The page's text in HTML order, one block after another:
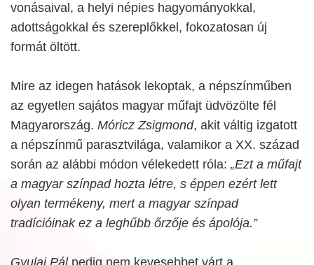
vonásaival, a helyi népies hagyományokkal,
adottságokkal és szereplőkkel, fokozatosan új
formát öltött.
Mire az idegen hatások lekoptak, a népszínműben
az egyetlen sajátos magyar műfajt üdvözölte fél
Magyarország. Móricz Zsigmond, akit váltig izgatott
a népszínmű parasztvilága, valamikor a XX. század
során az alábbi módon vélekedett róla: „Ezt a műfajt
a magyar színpad hozta létre, s éppen ezért lett
olyan termékeny, mert a magyar színpad
tradícióinak ez a leghűbb őrzője és ápolója.”
Gyulai Pálpedig nem kevesebbet várt a